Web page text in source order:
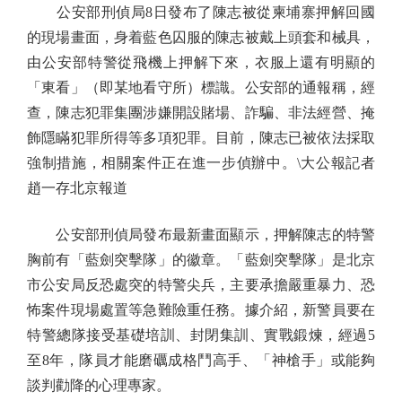
公安部刑偵局8日發布了陳志被從柬埔寨押解回國
的現場畫面，身着藍色囚服的陳志被戴上頭套和械具，
由公安部特警從飛機上押解下來，衣服上還有明顯的
「東看」（即某地看守所）標識。公安部的通報稱，經
查，陳志犯罪集團涉嫌開設賭場、詐騙、非法經營、掩
飾隱瞞犯罪所得等多項犯罪。目前，陳志已被依法採取
強制措施，相關案件正在進一步偵辦中。\大公報記者
趙一存北京報道
公安部刑偵局發布最新畫面顯示，押解陳志的特警
胸前有「藍劍突擊隊」的徽章。「藍劍突擊隊」是北京
市公安局反恐處突的特警尖兵，主要承擔嚴重暴力、恐
怖案件現場處置等急難險重任務。據介紹，新警員要在
特警總隊接受基礎培訓、封閉集訓、實戰鍛煉，經過5
至8年，隊員才能磨礪成格鬥高手、「神槍手」或能夠
談判勸降的心理專家。